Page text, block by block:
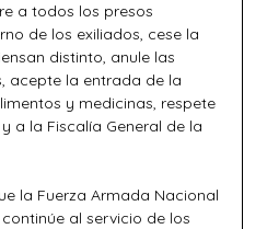
a todos los presos
de los exiliados, cese la
distinto, anule las
acepte la entrada de la
y medicinas, respete
a la Fiscalía General de la
la Fuerza Armada Nacional
al servicio de los